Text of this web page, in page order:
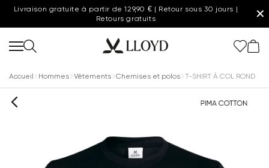
Livraison gratuite à partir de 129,90 € | Retour sous 30 jours |
Retours gratuits
✕
Accueil Hommes Vêtements Chemises et polos T-SHIRT À COL ROND